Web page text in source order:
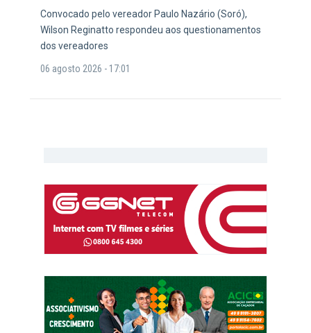
Convocado pelo vereador Paulo Nazário (Soró),
Wilson Reginatto respondeu aos questionamentos
dos vereadores
06 agosto 2026 - 17:01